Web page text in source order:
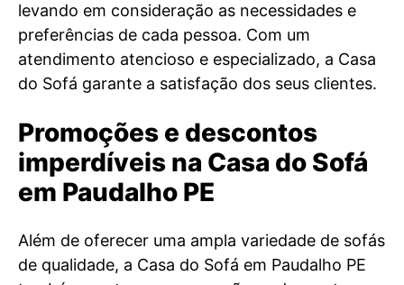
levando em consideração as necessidades e
preferências de cada pessoa. Com um
atendimento atencioso e especializado, a Casa
do Sofá garante a satisfação dos seus clientes.
Promoções e descontos
imperdíveis na Casa do Sofá
em Paudalho PE
Além de oferecer uma ampla variedade de sofás
de qualidade, a Casa do Sofá em Paudalho PE